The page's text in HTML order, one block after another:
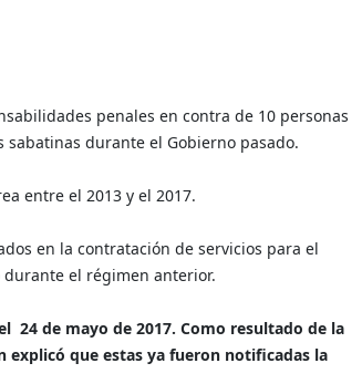
penales en contra de 10 personas
durante el Gobierno pasado.
entre el 2013 y el 2017.
en la contratación de servicios para el
el régimen anterior.
24 de mayo de 2017. Como resultado de la
que estas ya fueron notificadas la